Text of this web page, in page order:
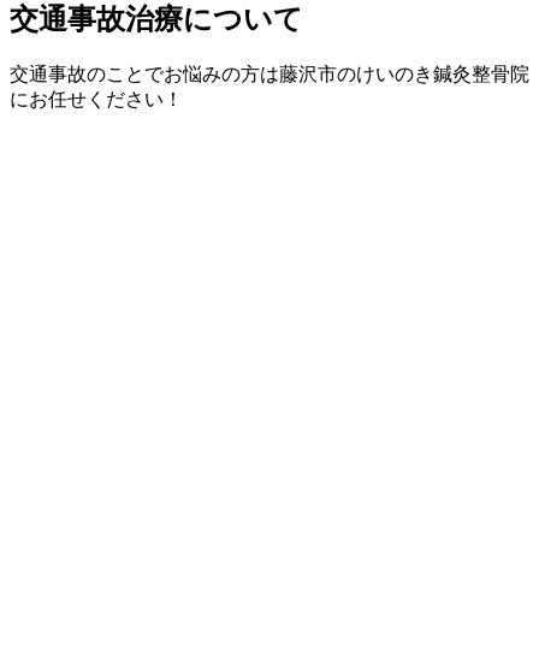
交通事故治療について
交通事故のことでお悩みの方は藤沢市のけいのき鍼灸整骨院
にお任せください！